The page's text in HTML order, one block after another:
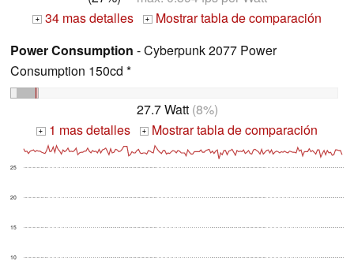
+ 34 mas detalles + Mostrar tabla de comparación
Power Consumption - Cyberpunk 2077 Power
Consumption 150cd *
27.7 Watt(8%)
+ 1 mas detalles + Mostrar tabla de comparación
10
15
20
25